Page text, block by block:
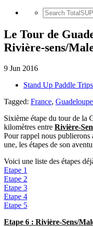
Le Tour de
Rivière-sens/
9 Jun 2016
Stand Up Paddle Trips
Tagged: France, Guadeloupe
Sixième étape du tour de la
kilomètres entre Rivière-
Pour rappel nous publierons
une, les étapes de son
Voici une liste des étapes
Etape 1
Etape 2
Etape 3
Etape 4
Etape 5
Etape 6 : Rivière-Sens/